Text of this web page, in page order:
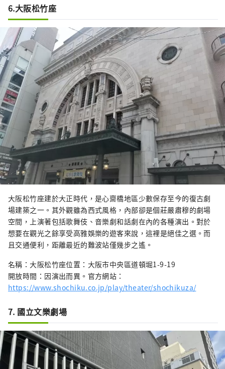
6.大阪松竹座
大阪松竹座建於大正時代，是心齋橋地區少數保存至今的復古劇
場建築之一。其外觀雖為西式風格，內部卻是個莊嚴肅穆的劇場
空間，上演著包括歌舞伎、音樂劇和話劇在內的各種演出。對於
想要在觀光之餘享受高雅娛樂的遊客來說，這裡是絕佳之選。而
且交通便利，距離最近的難波站僅幾步之遙。
名稱：大阪松竹座位置：大阪市中央區道頓堀1-9-19
開放時間：因演出而異。官方網站：
https://www.shochiku.co.jp/play/theater/shochikuza/
7. 國立文樂劇場